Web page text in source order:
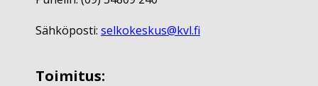
Sähköposti: selkokeskus@kvl.fi
Toimitus: